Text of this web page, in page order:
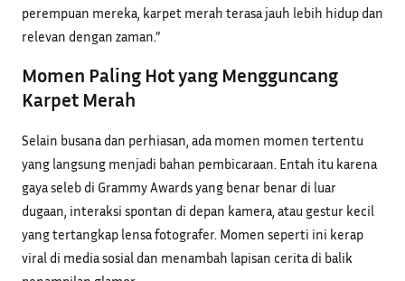
perempuan mereka, karpet merah terasa jauh lebih hidup dan
relevan dengan zaman.”
Momen Paling Hot yang Mengguncang
Karpet Merah
Selain busana dan perhiasan, ada momen momen tertentu
yang langsung menjadi bahan pembicaraan. Entah itu karena
gaya seleb di Grammy Awards yang benar benar di luar
dugaan, interaksi spontan di depan kamera, atau gestur kecil
yang tertangkap lensa fotografer. Momen seperti ini kerap
viral di media sosial dan menambah lapisan cerita di balik